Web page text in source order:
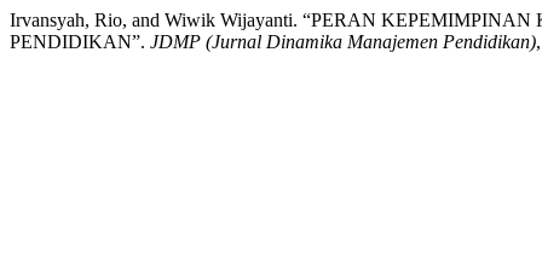
Irvansyah, Rio, and Wiwik Wijayanti. “PERAN
PENDIDIKAN”. JDMP (Jurnal Dinamika Manajemen Pendidikan)